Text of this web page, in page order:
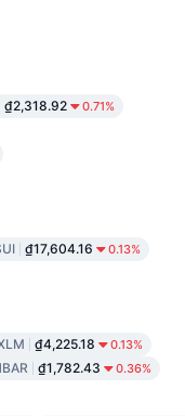
₫2,318.92 0.71%
₫17,604.16 0.13%
₫4,225.18 0.13%
₫1,782.43 0.36%